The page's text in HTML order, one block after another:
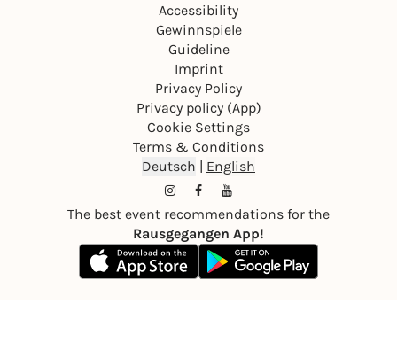
Accessibility
Gewinnspiele
Guideline
Imprint
Privacy Policy
Privacy policy (App)
Cookie Settings
Terms & Conditions
Deutsch | English
The best event recommendations for the
Rausgegangen App!